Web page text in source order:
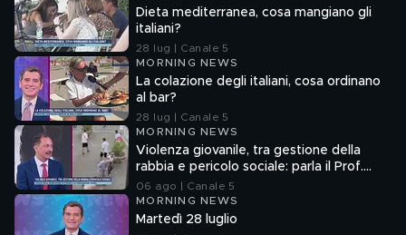
Dieta mediterranea, cosa mangiano gli
italiani?
28 lug | Canale 5
MORNING NEWS
La colazione degli italiani, cosa ordinano
al bar?
28 lug | Canale 5
MORNING NEWS
Violenza giovanile, tra gestione della
rabbia e pericolo sociale: parla il Prof.
Pierpaolo Limone
06 ago | Canale 5
MORNING NEWS
Martedì 28 luglio